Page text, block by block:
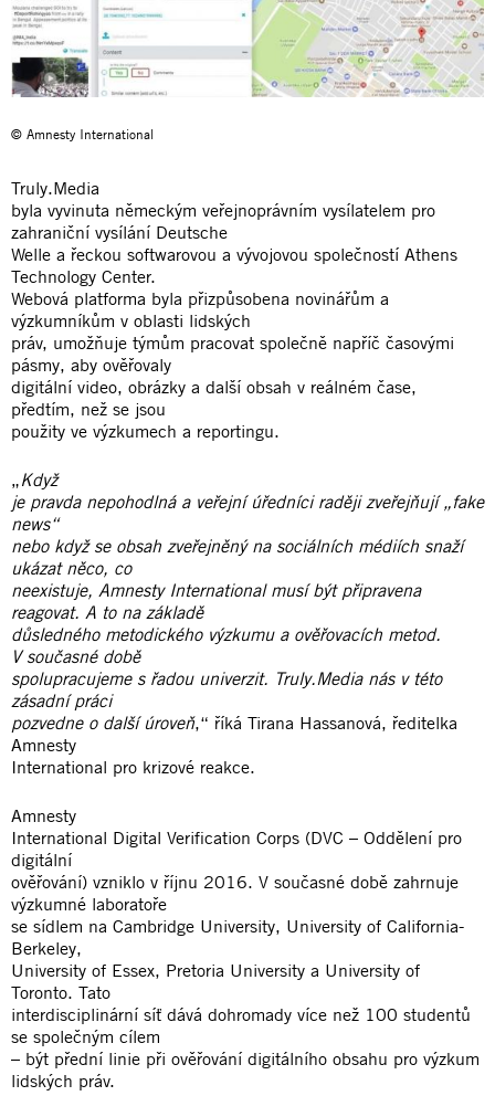
© Amnesty International
Truly.Media
byla vyvinuta německým veřejnoprávním vysílatelem pro
zahraniční vysílání Deutsche
Welle a řeckou softwarovou a vývojovou společností Athens
Technology Center.
Webová platforma byla přizpůsobena novinářům a
výzkumníkům v oblasti lidských
práv, umožňuje týmům pracovat společně napříč časovými
pásmy, aby ověřovaly
digitální video, obrázky a další obsah v reálném čase,
předtím, než se jsou
použity ve výzkumech a reportingu.
„Když
je pravda nepohodlná a veřejní úředníci raději zveřejňují „fake
news“
nebo když se obsah zveřejněný na sociálních médiích snaží
ukázat něco, co
neexistuje, Amnesty International musí být připravena
reagovat. A to na základě
důsledného metodického výzkumu a ověřovacích metod.
V současné době
spolupracujeme s řadou univerzit. Truly.Media nás v této
zásadní práci
pozvedne o další úroveň,“ říká Tirana Hassanová, ředitelka
Amnesty
International pro krizové reakce.
Amnesty
International Digital Verification Corps (DVC – Oddělení pro
digitální
ověřování) vzniklo v říjnu 2016. V současné době zahrnuje
výzkumné laboratoře
se sídlem na Cambridge University, University of California-
Berkeley,
University of Essex, Pretoria University a University of
Toronto. Tato
interdisciplinární síť dává dohromady více než 100 studentů
se společným cílem
– být přední linie při ověřování digitálního obsahu pro výzkum
lidských práv.